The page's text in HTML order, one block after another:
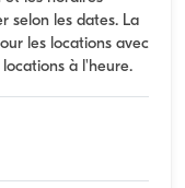
selon les dates. La
les locations avec
à l'heure.